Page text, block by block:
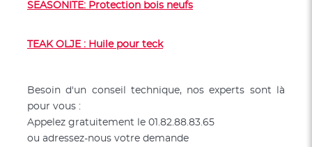
SEASONITE: Protection bois neufs
TEAK OLJE : Huile pour teck
Besoin d'un conseil technique, nos experts sont là
pour vous :
Appelez gratuitement le 01.82.88.83.65
ou adressez-nous votre demande